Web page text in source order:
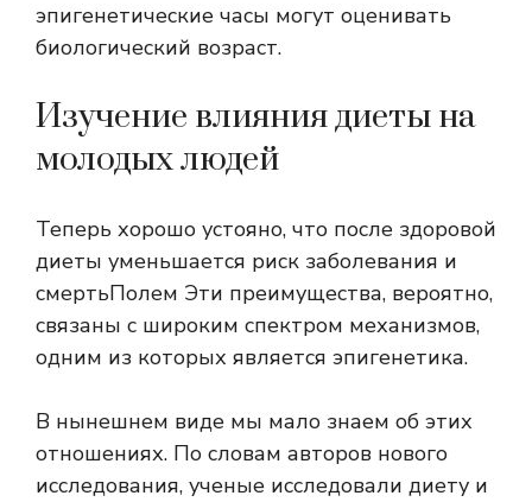
эпигенетические часы могут оценивать
биологический возраст.
Изучение влияния диеты на
молодых людей
Теперь хорошо устояно, что после здоровой
диеты уменьшается риск заболевания и
смертьПолем Эти преимущества, вероятно,
связаны с широким спектром механизмов,
одним из которых является эпигенетика.
В нынешнем виде мы мало знаем об этих
отношениях. По словам авторов нового
исследования, ученые исследовали диету и